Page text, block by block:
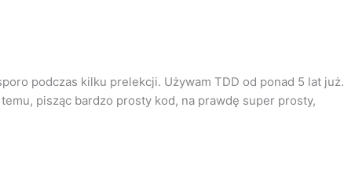
podczas kilku prelekcji. Używam TDD od ponad 5 lat już.
pisząc bardzo prosty kod, na prawdę super prosty,